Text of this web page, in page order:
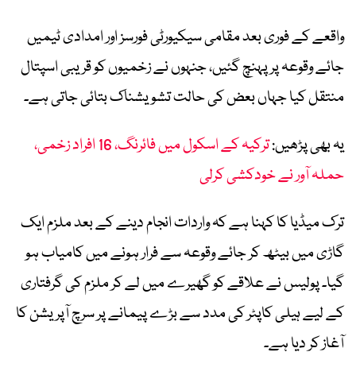
واقعے کے فوری بعد مقامی سیکیورٹی فورسز اور امدادی ٹیمیں
جائے وقوعہ پر پہنچ گئیں، جنہوں نے زخمیوں کو قریبی اسپتال
منتقل کیا جہاں بعض کی حالت تشویشناک بتائی جاتی ہے۔
یہ بھی پڑھیں:
ترکیہ کے اسکول میں فائرنگ، 16 افراد زخمی،
حملہ آور نے خودکشی کرلی
ترک میڈیا کا کہنا ہے کہ واردات انجام دینے کے بعد ملزم ایک
گاڑی میں بیٹھ کر جائے وقوعہ سے فرار ہونے میں کامیاب ہو
گیا۔ پولیس نے علاقے کو گھیرے میں لے کر ملزم کی گرفتاری
کے لیے ہیلی کاپٹر کی مدد سے بڑے پیمانے پر سرچ آپریشن کا
آغاز کر دیا ہے۔